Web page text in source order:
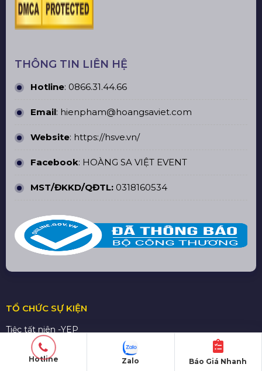
THÔNG TIN LIÊN HỆ
Hotline: 0866.31.44.66
Email: hienpham@hoangsaviet.com
Website: https://hsve.vn/
Facebook: HOÀNG SA VIỆT EVENT
MST/ĐKKD/QĐTL: 0318160534
TỔ CHỨC SỰ KIỆN
Tiệc tất niên -YEP
Hội nghị - Hội thảo
Hotline Báo Giá Nhanh
Zalo